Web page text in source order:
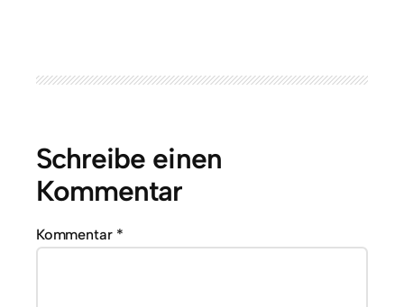
Schreibe einen
Kommentar
Kommentar *